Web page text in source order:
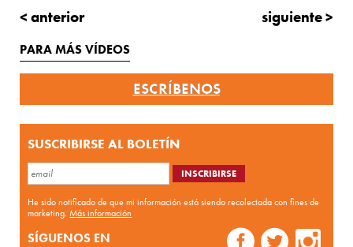
< anterior siguiente >
PARA MÁS VÍDEOS
ESCRÍBENOS
SUSCRIBIRSE AL BOLETÍN
He sido notificado de que mi información está siendo recolectada con fines de
marketing.Más información
SÍGUENOS EN